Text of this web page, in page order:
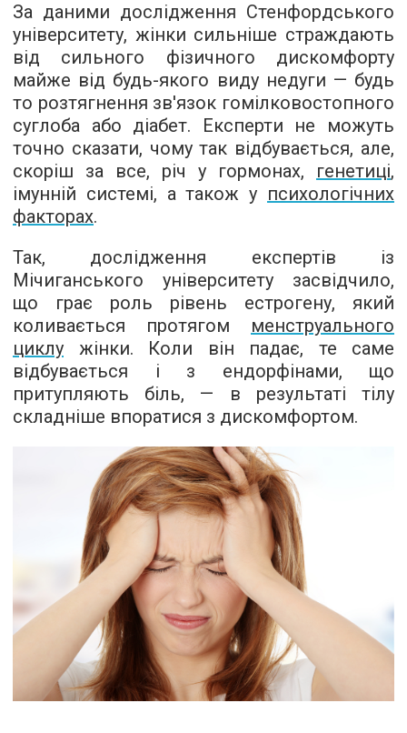
За даними дослідження Стенфордського
університету, жінки сильніше страждають
від сильного фізичного дискомфорту
майже від будь-якого виду недуги — будь
то розтягнення зв'язок гомілковостопного
суглоба або діабет. Експерти не можуть
точно сказати, чому так відбувається, але,
скоріш за все, річ у гормонах, генетиці,
імунній системі, а також у психологічних
факторах.
Так, дослідження експертів із
Мічиганського університету засвідчило,
що грає роль рівень естрогену, який
коливається протягом менструального
циклу жінки. Коли він падає, те саме
відбувається і з ендорфінами, що
притупляють біль, — в результаті тілу
складніше впоратися з дискомфортом.